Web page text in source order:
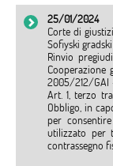
25/01/2024
Corte di
Sofiyski
Rinvio
2005/212/GAI
Art. 1, terzo
Obbligo, in
per
utilizzato per
contrassegno